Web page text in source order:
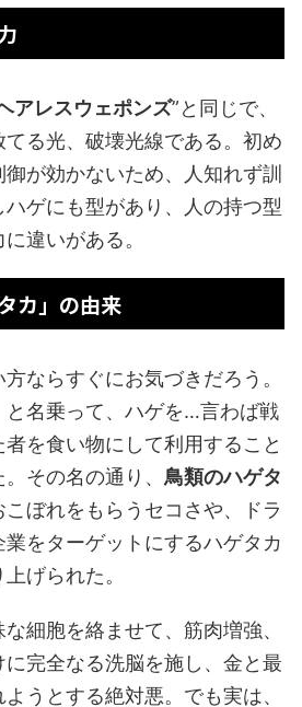
アレスウェポンズ”と同じで、
る光、破壊光線である。初め
が効かないため、人知れず訓
ゲにも型があり、人の持つ型
違いがある。
カ」の由来
ならすぐにお気づきだろう。
と名乗って、ハゲを…言わば戦
を食い物にして利用すること
その名の通り、 鳥類のハゲタ
こぼれをもらうセコさや、ドラ
をターゲットにするハゲタカ
げられた。
細胞を絡ませて、筋肉増強、
完全なる洗脳を施し、金と最
うとする絶対悪。でも実は、